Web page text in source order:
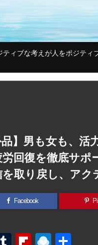
ィブな考えが人をポジティ
品】男も女も、
回復を徹底サ
取り戻し、アク
Facebook
T Fl R